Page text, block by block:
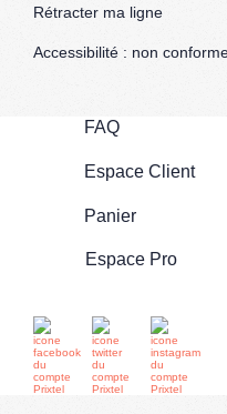
Rétracter ma ligne
Accessibilité : non
FAQ
Espace Client
Panier
Espace Pro